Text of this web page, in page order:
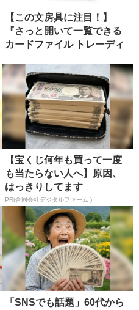
【この文房具に注目！】
『さっと開いて一覧できる
カードファイル トレーディ
【宝くじ何年も買って一度
も当たらない人へ】原因、
はっきりしてます
PR(合同会社デジタルファーム )
「SNSでも話題」60代から